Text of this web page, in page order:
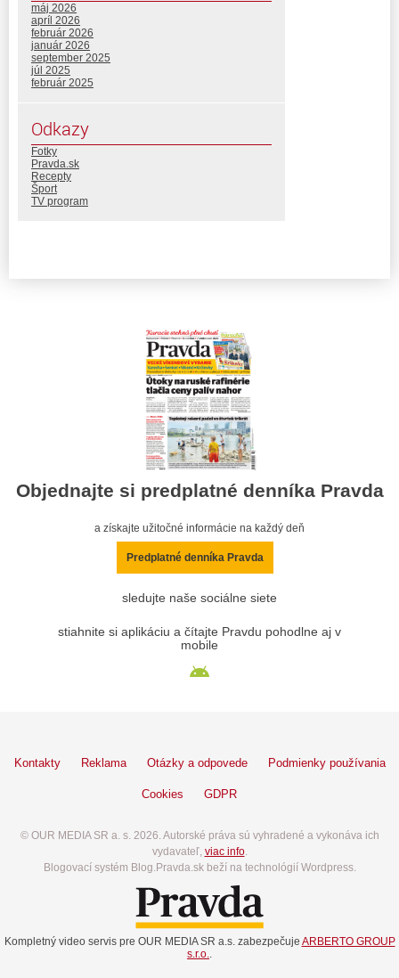
máj 2026
apríl 2026
február 2026
január 2026
september 2025
júl 2025
február 2025
Odkazy
Fotky
Pravda.sk
Recepty
Šport
TV program
Objednajte si predplatné denníka Pravda
a získajte užitočné informácie na každý deň
Predplatné denníka Pravda
sledujte naše sociálne siete
stiahnite si aplikáciu a čítajte Pravdu pohodlne aj v
mobile
Kontakty Reklama Otázky a odpovede Podmienky používania
Cookies GDPR
© OUR MEDIA SR a. s. 2026. Autorské práva sú vyhradené a vykonáva ich
vydavateľ, viac info.
Blogovací systém Blog.Pravda.sk beží na technológií Wordpress.
Kompletný video servis pre OUR MEDIA SR a.s. zabezpečuje ARBERTO GROUP
s.r.o..